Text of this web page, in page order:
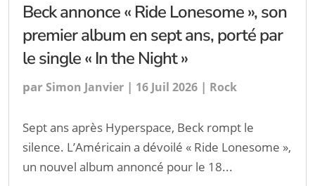
Beck annonce « Ride Lonesome », son
premier album en sept ans, porté par
le single « In the Night »
parSimon Janvier | 16 Juil 2026 | Rock
Sept ans après Hyperspace, Beck rompt le
silence. L’Américain a dévoilé « Ride Lonesome »,
un nouvel album annoncé pour le 18...